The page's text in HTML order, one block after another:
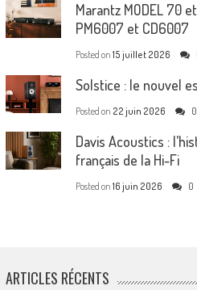
Marantz MODEL 70
PM6007 et CD6007
Posted on 15 juillet 2026
Solstice : le nouvel
Posted on 22 juin 2026 0
Davis Acoustics :
français de la Hi-Fi
Posted on 16 juin 2026 0
ARTICLES RÉCENTS